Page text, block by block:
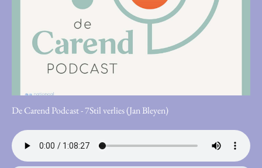
De Carend Podcast - 7Stil verlies (Jan Bleyen)